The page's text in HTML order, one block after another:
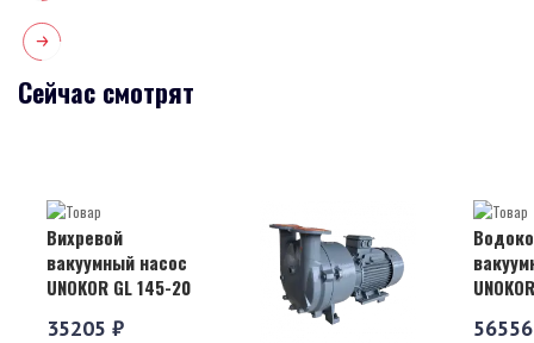
Сейчас смотрят
Вихревой
вакуумный насос
UNOKOR GL 145-20
35205 ₽